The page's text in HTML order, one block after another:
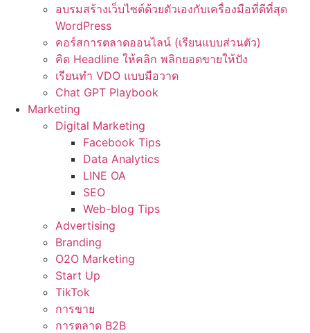
อบรมสร้างเว็บไซต์ด้วยตัวเองกับเครื่องมือที่ดีที่สุด
WordPress
คอร์สการตลาดออนไลน์ (เรียนแบบส่วนตัว)
คิด Headline ให้คลิก พลิกยอดขายให้ปัง
เรียนทำ VDO แบบมือวาด
Chat GPT Playbook
Marketing
Digital Marketing
Facebook Tips
Data Analytics
LINE OA
SEO
Web-blog Tips
Advertising
Branding
O2O Marketing
Start Up
TikTok
การขาย
การตลาด B2B